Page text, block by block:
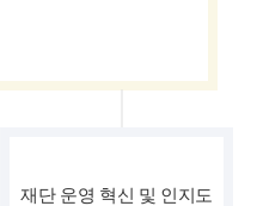
재단 운영 혁신 및 인지도